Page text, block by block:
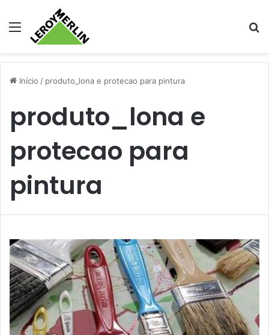
Menu
Início / produto_lona e protecao para pintura
produto_lona e
protecao para
pintura